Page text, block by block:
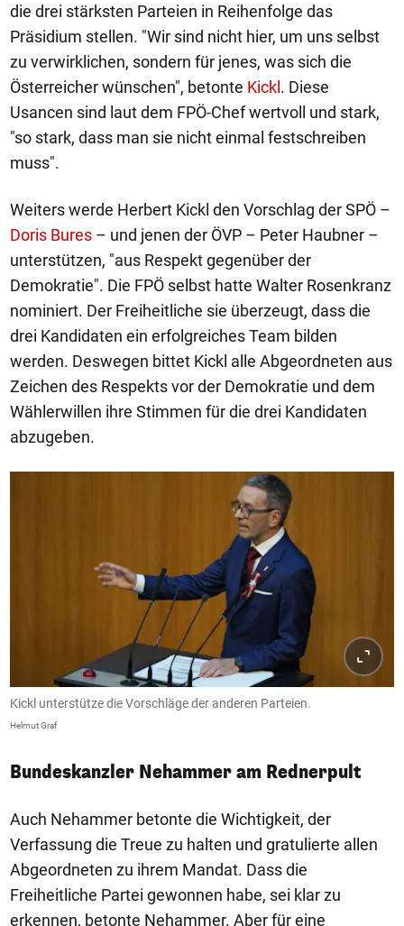
die drei stärksten Parteien in Reihenfolge das
Präsidium stellen. "Wir sind nicht hier, um uns selbst
zu verwirklichen, sondern für jenes, was sich die
Österreicher wünschen", betonte Kickl. Diese
Usancen sind laut dem FPÖ-Chef wertvoll und stark,
"so stark, dass man sie nicht einmal festschreiben
muss".
Weiters werde Herbert Kickl den Vorschlag der SPÖ –
Doris Bures – und jenen der ÖVP – Peter Haubner –
unterstützen, "aus Respekt gegenüber der
Demokratie". Die FPÖ selbst hatte Walter Rosenkranz
nominiert. Der Freiheitliche sie überzeugt, dass die
drei Kandidaten ein erfolgreiches Team bilden
werden. Deswegen bittet Kickl alle Abgeordneten aus
Zeichen des Respekts vor der Demokratie und dem
Wählerwillen ihre Stimmen für die drei Kandidaten
abzugeben.
Kickl unterstütze die Vorschläge der anderen Parteien.
Helmut Graf
Bundeskanzler Nehammer am Rednerpult
Auch Nehammer betonte die Wichtigkeit, der
Verfassung die Treue zu halten und gratulierte allen
Abgeordneten zu ihrem Mandat. Dass die
Freiheitliche Partei gewonnen habe, sei klar zu
erkennen, betonte Nehammer. Aber für eine